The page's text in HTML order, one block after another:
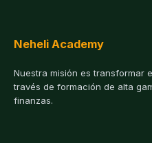
Neheli Academy
Nuestra misión es transformar
través de formación de alta
finanzas.